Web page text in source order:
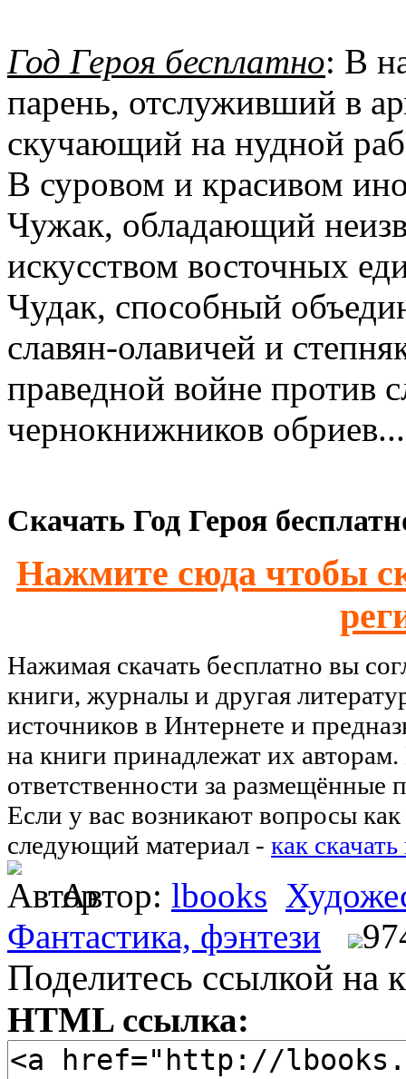
Год Героя бесплатно: В
парень, отслуживший в
скучающий на нудной
В суровом и красивом
Чужак, обладающий
искусством восточных
Чудак, способный
славян-олавичей и
праведной войне против
чернокнижников обриев...
Скачать Год Героя
Нажмите сюда чтобы
Нажимая скачать бесплатно вы
книги, журналы и другая
источников в Интернете и
на книги принадлежат их
ответственности за размещённые
Если у вас возникают вопросы как
следующий материал - как
Автор: lbooks
Фантастика, фэнтези
Поделитесь ссылкой на
HTML ссылка: